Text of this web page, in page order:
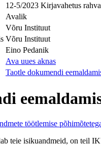
12-5/2023 Kirjavahetus
Avalik
Võru Instituut
Võru Instituut
Eino Pedanik
Ava uues aknas
Taotle dokumendi
töötlemise
teie isikuandmeid, on teil